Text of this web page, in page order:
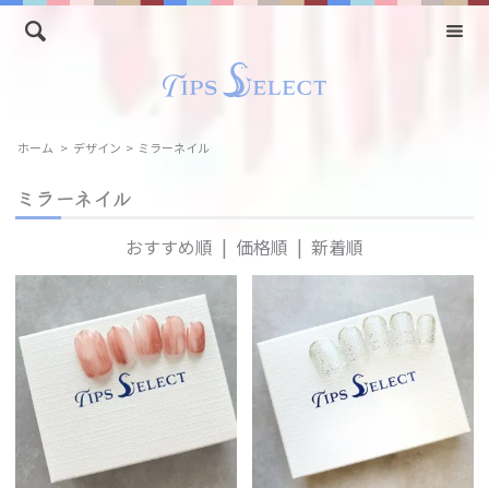
ホーム > デザイン > ミラーネイル
ミラーネイル
おすすめ順 | 価格順 | 新着順